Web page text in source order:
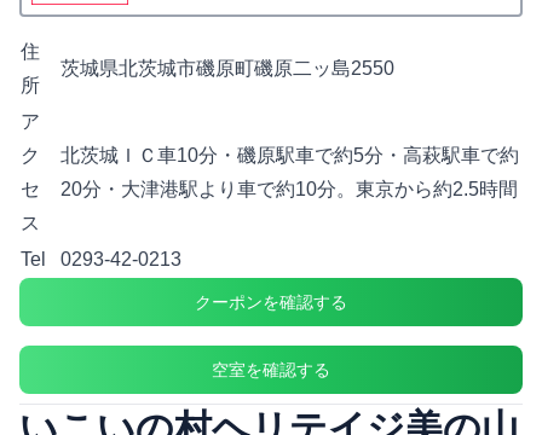
住
所
茨城県北茨城市磯原町磯原二ッ島2550
ア
ク
セ
ス
北茨城ＩＣ車10分・磯原駅車で約5分・高萩駅車で約
20分・大津港駅より車で約10分。東京から約2.5時間
Tel 0293-42-0213
クーポンを確認する
空室を確認する